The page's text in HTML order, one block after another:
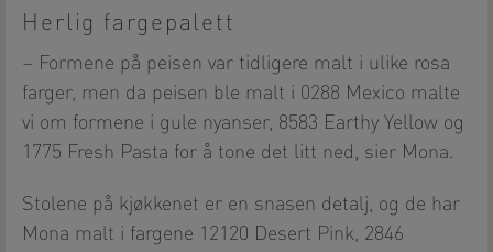
Herlig fargepalett
– Formene på peisen var tidligere malt i ulike rosa
farger, men da peisen ble malt i 0288 Mexico malte
vi om formene i gule nyanser, 8583 Earthy Yellow og
1775 Fresh Pasta for å tone det litt ned, sier Mona.
Stolene på kjøkkenet er en snasen detalj, og de har
Mona malt i fargene 12120 Desert Pink, 2846